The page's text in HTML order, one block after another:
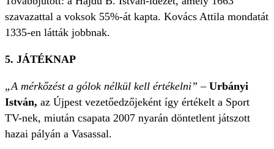
szavazattal a voksok 55%-át kapta. Kovács Attila mondatát
1335-en látták jobbnak.
5. JÁTÉKNAP
„A mérkőzést a gólok nélkül kell értékelni” – Urbányi
István, az Újpest vezetőedzőjeként így értékelt a Sport
TV-nek, miután csapata 2007 nyarán döntetlent játszott
hazai pályán a Vasassal.